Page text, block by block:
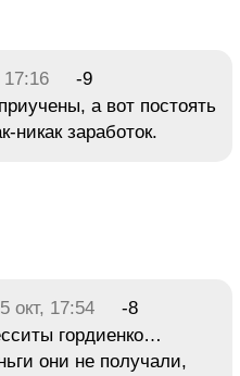
17:16
-9
а вот постоять
никак заработок.
окт, 17:54
-8
гордиенко…
они не получали,